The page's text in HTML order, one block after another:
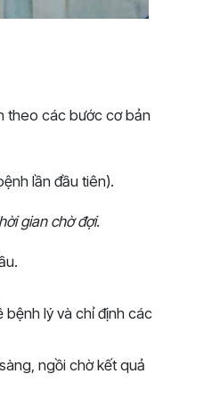
theo các bước cơ bản
lần đầu tiên).
gian chờ đợi.
bệnh lý và chỉ định các
ngồi chờ kết quả